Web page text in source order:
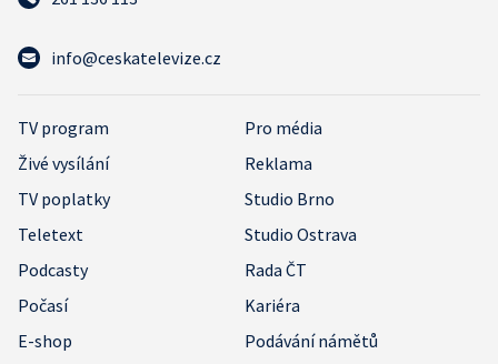
info@ceskatelevize.cz
TV program
Pro média
Živé vysílání
Reklama
TV poplatky
Studio Brno
Teletext
Studio Ostrava
Podcasty
Rada ČT
Počasí
Kariéra
E-shop
Podávání námětů